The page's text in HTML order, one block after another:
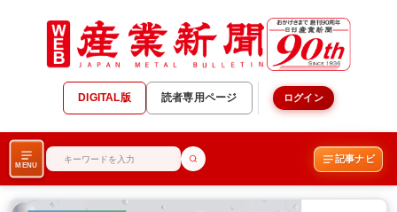
DIGITAL版 読者専用ページ ログイン
MENU
記事ナビ